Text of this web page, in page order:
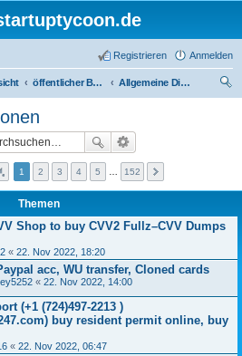
Anmelden
Registrieren
öffentlicher Bereich
Allgemeine Diskussionen
1 2 3 4 5 152
Themen
Shop to buy CVV2 Fullz–CVV Dumps
« 22. Nov 2022, 18:20
acc, WU transfer, Cloned cards
« 22. Nov 2022, 14:00
(+1 (724)497-2213 )
buy resident permit online, buy
« 22. Nov 2022, 06:47